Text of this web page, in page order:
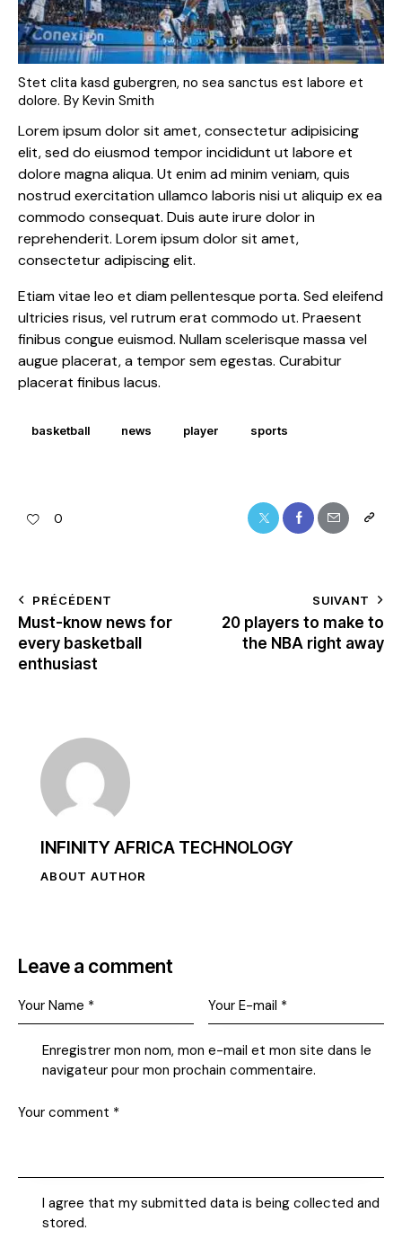
Stet clita kasd gubergren, no sea sanctus est labore et
dolore. By Kevin Smith
Lorem ipsum dolor sit amet, consectetur adipisicing
elit, sed do eiusmod tempor incididunt ut labore et
dolore magna aliqua. Ut enim ad minim veniam, quis
nostrud exercitation ullamco laboris nisi ut aliquip ex ea
commodo consequat. Duis aute irure dolor in
reprehenderit. Lorem ipsum dolor sit amet,
consectetur adipiscing elit.
Etiam vitae leo et diam pellentesque porta. Sed eleifend
ultricies risus, vel rutrum erat commodo ut. Praesent
finibus congue euismod. Nullam scelerisque massa vel
augue placerat, a tempor sem egestas. Curabitur
placerat finibus lacus.
basketball news player sports
0
PRÉCÉDENT
Must-know news for
every basketball
enthusiast
SUIVANT
20 players to make to
the NBA right away
INFINITY AFRICA TECHNOLOGY
ABOUT AUTHOR
Leave a comment
Enregistrer mon nom, mon e-mail et mon site dans le
navigateur pour mon prochain commentaire.
I agree that my submitted data is being collected and
stored.